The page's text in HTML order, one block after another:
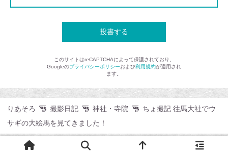
このサイトはreCAPTCHAによって保護されており、
Googleのプライバシーポリシーおよび利用規約が適用され
ます。
りあそろ 撮影日記 神社・寺院
ちょ撮記 往馬大社でウ
サギの大絵馬を見てきました！